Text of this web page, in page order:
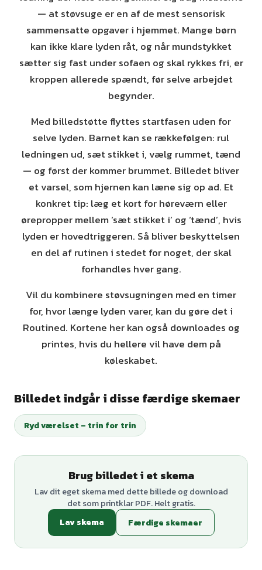
— at støvsuge er en af de mest sensorisk
sammensatte opgaver i hjemmet. Mange børn
kan ikke klare lyden råt, og når mundstykket
sætter sig fast under sofaen og skal rykkes fri, er
kroppen allerede spændt, før selve arbejdet
begynder.
Med billedstøtte flyttes startfasen uden for
selve lyden. Barnet kan se rækkefølgen: rul
ledningen ud, sæt stikket i, vælg rummet, tænd
— og først der kommer brummet. Billedet bliver
et varsel, som hjernen kan læne sig op ad. Et
konkret tip: læg et kort for høreværn eller
ørepropper mellem ‘sæt stikket i’ og ‘tænd’, hvis
lyden er hovedtriggeren. Så bliver beskyttelsen
en del af rutinen i stedet for noget, der skal
forhandles hver gang.
Vil du kombinere støvsugningen med en timer
for, hvor længe lyden varer, kan du gøre det i
Routined. Kortene her kan også downloades og
printes, hvis du hellere vil have dem på
køleskabet.
Billedet indgår i disse færdige skemaer
Ryd værelset – trin for trin
Brug billedet i et skema
Lav dit eget skema med dette billede og download
det som printklar PDF. Helt gratis.
Lav skema
Færdige skemaer